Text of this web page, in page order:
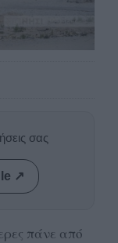
σας
↗
πάνε από